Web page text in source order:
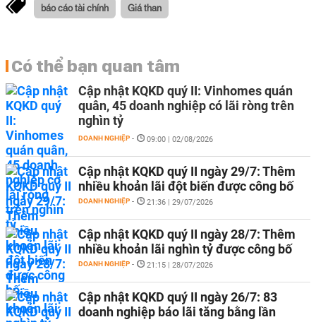
báo cáo tài chính Giá than
Có thể bạn quan tâm
Cập nhật KQKD quý II: Vinhomes quán
quân, 45 doanh nghiệp có lãi ròng trên
nghìn tỷ
DOANH NGHIỆP - 09:00 | 02/08/2026
Cập nhật KQKD quý II ngày 29/7: Thêm
nhiều khoản lãi đột biến được công bố
DOANH NGHIỆP - 21:36 | 29/07/2026
Cập nhật KQKD quý II ngày 28/7: Thêm
nhiều khoản lãi nghìn tỷ được công bố
DOANH NGHIỆP - 21:15 | 28/07/2026
Cập nhật KQKD quý II ngày 26/7: 83
doanh nghiệp báo lãi tăng bằng lần